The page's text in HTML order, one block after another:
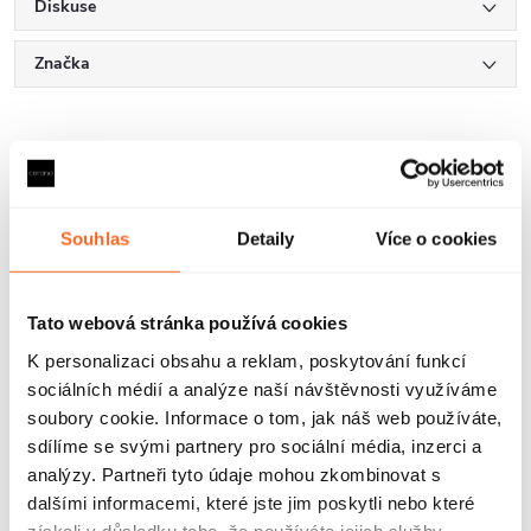
Souhlas Detaily Více o cookies
Tato webová stránka používá cookies
K personalizaci obsahu a reklam, poskytování funkcí
sociálních médií a analýze naší návštěvnosti využíváme
soubory cookie. Informace o tom, jak náš web používáte,
sdílíme se svými partnery pro sociální média, inzerci a
analýzy. Partneři tyto údaje mohou zkombinovat s
dalšími informacemi, které jste jim poskytli nebo které
Diskuse
Značka
Další inspirace
4,9 Hodnocení zákazníků
4340 hodnocení
Zobrazit recenze